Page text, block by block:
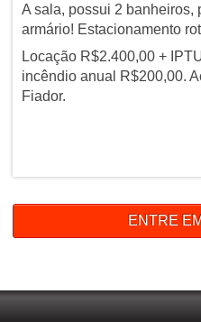
A sala, possui 2 banheiros,
armário! Estacionamento
Locação R$2.400,00 +
incêndio anual R$200,00.
Fiador.
ENTRE